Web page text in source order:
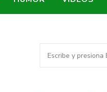
¿Buscas
algo?